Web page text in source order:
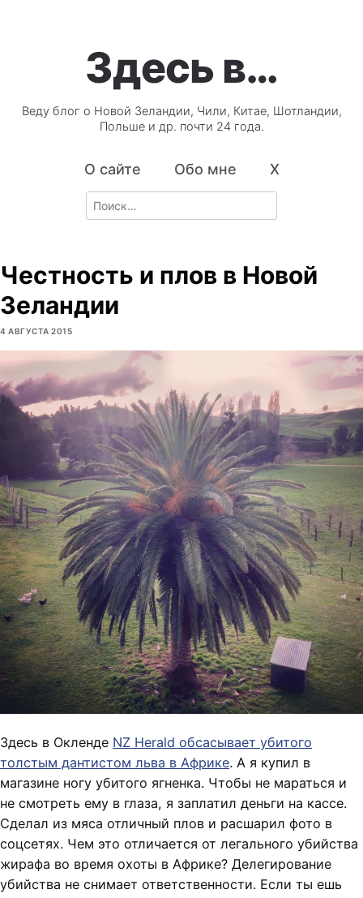
Здесь в…
Веду блог о Новой Зеландии, Чили, Китае, Шотландии,
Польше и др. почти 24 года.
О сайте Обо мне X
Search
for:
Честность и плов в Новой
Зеландии
4 АВГУСТА 2015
Здесь в Окленде NZ Herald обсасывает убитого
толстым дантистом льва в Африке. А я купил в
магазине ногу убитого ягненка. Чтобы не мараться и
не смотреть ему в глаза, я заплатил деньги на кассе.
Сделал из мяса отличный плов и расшарил фото в
соцсетях. Чем это отличается от легального убийства
жирафа во время охоты в Африке? Делегирование
убийства не снимает ответственности. Если ты ешь